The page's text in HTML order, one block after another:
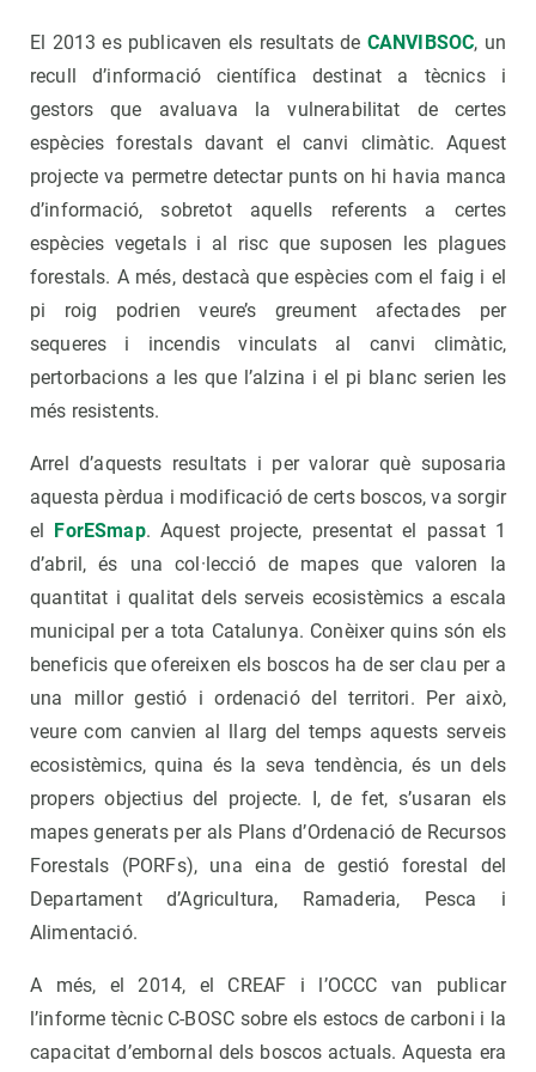
El 2013 es publicaven els resultats de CANVIBSOC, un
recull d’informació científica destinat a tècnics i
gestors que avaluava la vulnerabilitat de certes
espècies forestals davant el canvi climàtic. Aquest
projecte va permetre detectar punts on hi havia manca
d’informació, sobretot aquells referents a certes
espècies vegetals i al risc que suposen les plagues
forestals. A més, destacà que espècies com el faig i el
pi roig podrien veure’s greument afectades per
sequeres i incendis vinculats al canvi climàtic,
pertorbacions a les que l’alzina i el pi blanc serien les
més resistents.
Arrel d’aquests resultats i per valorar què suposaria
aquesta pèrdua i modificació de certs boscos, va sorgir
el ForESmap. Aquest projecte, presentat el passat 1
d’abril, és una col·lecció de mapes que valoren la
quantitat i qualitat dels serveis ecosistèmics a escala
municipal per a tota Catalunya. Conèixer quins són els
beneficis que ofereixen els boscos ha de ser clau per a
una millor gestió i ordenació del territori. Per això,
veure com canvien al llarg del temps aquests serveis
ecosistèmics, quina és la seva tendència, és un dels
propers objectius del projecte. I, de fet, s’usaran els
mapes generats per als Plans d’Ordenació de Recursos
Forestals (PORFs), una eina de gestió forestal del
Departament d’Agricultura, Ramaderia, Pesca i
Alimentació.
A més, el 2014, el CREAF i l’OCCC van publicar
l’informe tècnic C-BOSC sobre els estocs de carboni i la
capacitat d’embornal dels boscos actuals. Aquesta era